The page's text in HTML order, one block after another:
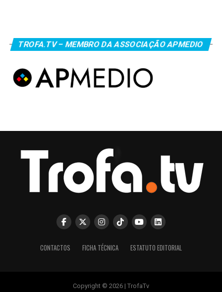
TROFA.TV – MEMBRO DA ASSOCIAÇÃO APMEDIO
CONTACTOS FICHA TÉCNICA ESTATUTO EDITORIAL
Copyright © 2026 | TrofaTv